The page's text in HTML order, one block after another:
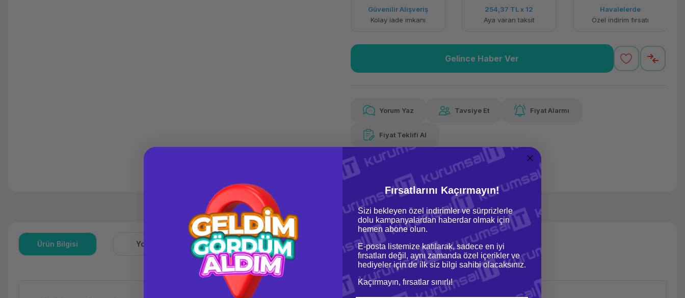
Güvenilir Alışveriş
Kolay iade imkanı
254,37 TL x 12
Aya varan taksit
Havalelerde
Özel indirim fırsatı
Gelince Haber Ver
Yorum Yaz Tavsiye Et Fiyat Alarmı
Fiyat Teklifi Al
Ürün Bilgisi Yorumlar Soru & Cevap Taksit Seçenekleri
Fırsatlarını Kaçırmayın!
Sizi bekleyen özel indirimler ve sürprizlerle
dolu kampanyalardan haberdar olmak için
hemen abone olun.
E-posta listemize katılarak, sadece en iyi
fırsatları değil, aynı zamanda özel içerikler ve
hediyeler için de ilk siz bilgi sahibi olacaksınız.
Kaçırmayın, fırsatlar sınırlı!